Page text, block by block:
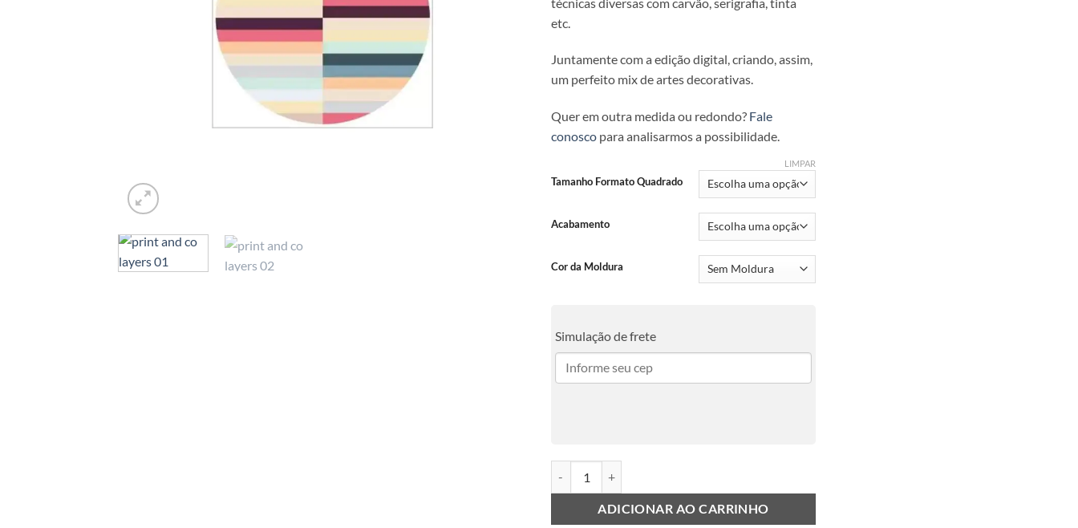
etc.
Juntamente com a edição digital, criando, assim,
um perfeito mix de artes decorativas.
Quer em outra medida ou redondo? Fale
conosco para analisarmos a possibilidade.
Tamanho Formato Quadrado
Acabamento
Cor da Moldura
LIMPAR
Simulação de frete
ADICIONAR AO CARRINHO